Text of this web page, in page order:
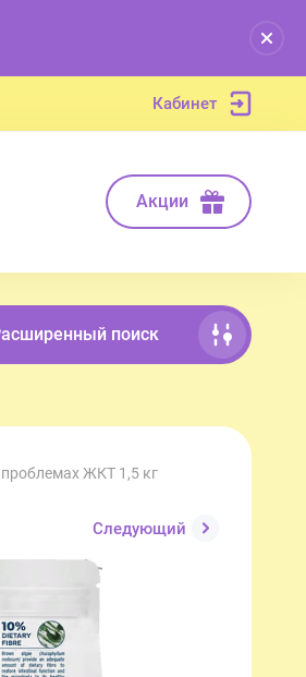
Кабинет
Акции
поиск
проблемах ЖКТ 1,5 кг
Следующий